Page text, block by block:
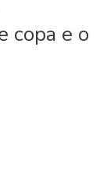
copa e o